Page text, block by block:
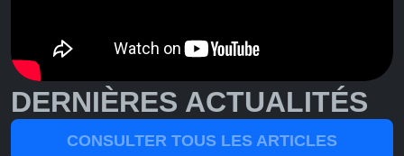
DERNIÈRES ACTUALITÉS
CONSULTER TOUS LES ARTICLES